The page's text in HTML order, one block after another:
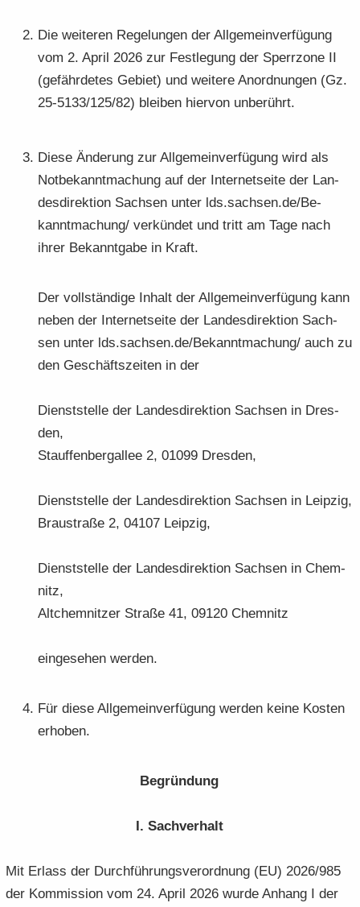
Die wei­te­ren Re­ge­lun­gen der All­ge­mein­ver­fü­gung
vom 2. April 2026 zur Fest­le­gung der Sperr­zo­ne II
(ge­fähr­de­tes Ge­biet) und wei­te­re An­ord­nun­gen (Gz.
25-5133/125/82) blei­ben hier­von un­be­rührt.
Diese Än­de­rung zur All­ge­mein­ver­fü­gung wird als
Not­be­kannt­ma­chung auf der In­ter­net­sei­te der Lan­
des­di­rek­ti­on Sach­sen unter lds.sach­sen.de/Be­
kannt­ma­chung/ ver­kün­det und tritt am Tage nach
ihrer Be­kannt­ga­be in Kraft.
Der voll­stän­di­ge In­halt der All­ge­mein­ver­fü­gung kann
neben der In­ter­net­sei­te der Lan­des­di­rek­ti­on Sach­
sen unter lds.sach­sen.de/Be­kannt­ma­chung/ auch zu
den Ge­schäfts­zei­ten in der
Dienst­stel­le der Lan­des­di­rek­ti­on Sach­sen in Dres­
den,
Stauf­fen­berg­al­lee 2, 01099 Dres­den,
Dienst­stel­le der Lan­des­di­rek­ti­on Sach­sen in Leip­zig,
Brau­stra­ße 2, 04107 Leip­zig,
Dienst­stel­le der Lan­des­di­rek­ti­on Sach­sen in Chem­
nitz,
Alt­chem­nit­zer Stra­ße 41, 09120 Chem­nitz
ein­ge­se­hen wer­den.
Für diese All­ge­mein­ver­fü­gung wer­den keine Kos­ten
er­ho­ben.
Be­grün­dung
I. Sach­ver­halt
Mit Er­lass der Durch­füh­rungs­ver­ord­nung (EU) 2026/985
der Kom­mis­si­on vom 24. April 2026 wurde An­hang I der